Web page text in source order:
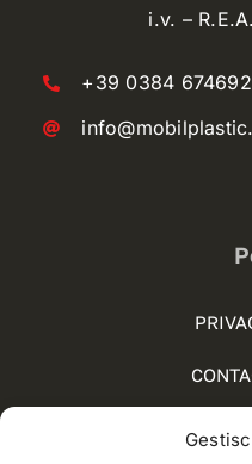
i.v. –
+39 0384